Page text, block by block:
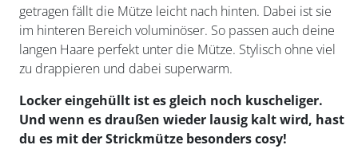
getragen fällt die Mütze leicht nach hinten. Dabei ist sie
im hinteren Bereich voluminöser. So passen auch deine
langen Haare perfekt unter die Mütze. Stylisch ohne viel
zu drappieren und dabei superwarm.
Locker eingehüllt ist es gleich noch kuscheliger.
Und wenn es draußen wieder lausig kalt wird, hast
du es mit der Strickmütze besonders cosy!